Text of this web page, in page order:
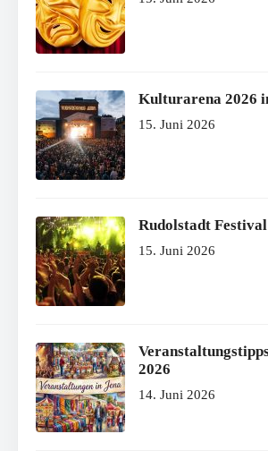
Kulturarena 2026
15. Juni 2026
Rudolstadt
15. Juni 2026
2026
14. Juni 2026